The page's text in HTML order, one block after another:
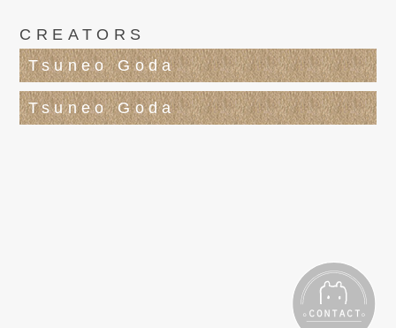
CREATORS
Tsuneo Goda
Tsuneo Goda